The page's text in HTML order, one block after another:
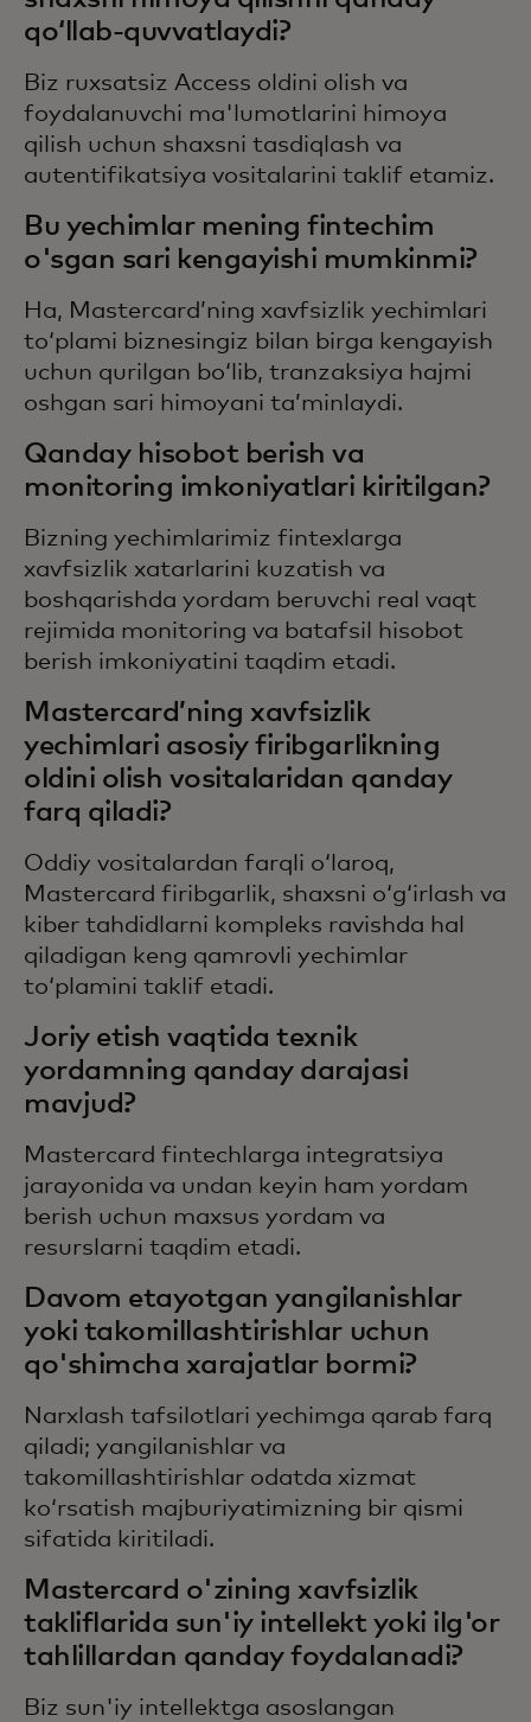
qoʻllab-quvvatlaydi?
Biz ruxsatsiz Access oldini olish va
foydalanuvchi ma'lumotlarini himoya
qilish uchun shaxsni tasdiqlash va
autentifikatsiya vositalarini taklif etamiz.
Bu yechimlar mening fintechim
o'sgan sari kengayishi mumkinmi?
Ha, Mastercard’ning xavfsizlik yechimlari
to‘plami biznesingiz bilan birga kengayish
uchun qurilgan bo‘lib, tranzaksiya hajmi
oshgan sari himoyani ta’minlaydi.
Qanday hisobot berish va
monitoring imkoniyatlari kiritilgan?
Bizning yechimlarimiz fintexlarga
xavfsizlik xatarlarini kuzatish va
boshqarishda yordam beruvchi real vaqt
rejimida monitoring va batafsil hisobot
berish imkoniyatini taqdim etadi.
Mastercard’ning xavfsizlik
yechimlari asosiy firibgarlikning
oldini olish vositalaridan qanday
farq qiladi?
Oddiy vositalardan farqli oʻlaroq,
Mastercard firibgarlik, shaxsni oʻgʻirlash va
kiber tahdidlarni kompleks ravishda hal
qiladigan keng qamrovli yechimlar
toʻplamini taklif etadi.
Joriy etish vaqtida texnik
yordamning qanday darajasi
mavjud?
Mastercard fintechlarga integratsiya
jarayonida va undan keyin ham yordam
berish uchun maxsus yordam va
resurslarni taqdim etadi.
Davom etayotgan yangilanishlar
yoki takomillashtirishlar uchun
qo'shimcha xarajatlar bormi?
Narxlash tafsilotlari yechimga qarab farq
qiladi; yangilanishlar va
takomillashtirishlar odatda xizmat
koʻrsatish majburiyatimizning bir qismi
sifatida kiritiladi.
Mastercard o'zining xavfsizlik
takliflarida sun'iy intellekt yoki ilg'or
tahlillardan qanday foydalanadi?
Biz sun'iy intellektga asoslangan